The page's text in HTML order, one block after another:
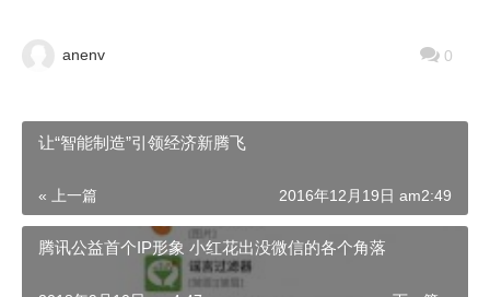
anenv 0
让“智能制造”引领经济新腾飞
« 上一篇 2016年12月19日 am2:49
腾讯公益首个IP形象 小红花出没微信的各个角落